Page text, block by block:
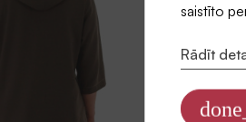
saistīto
Rādīt